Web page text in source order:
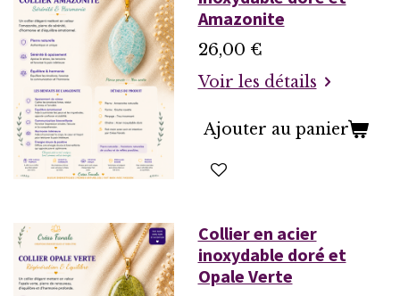
Amazonite
26,00 €
Voir les détails
Ajouter au panier
Collier en acier
inoxydable doré et
Opale Verte